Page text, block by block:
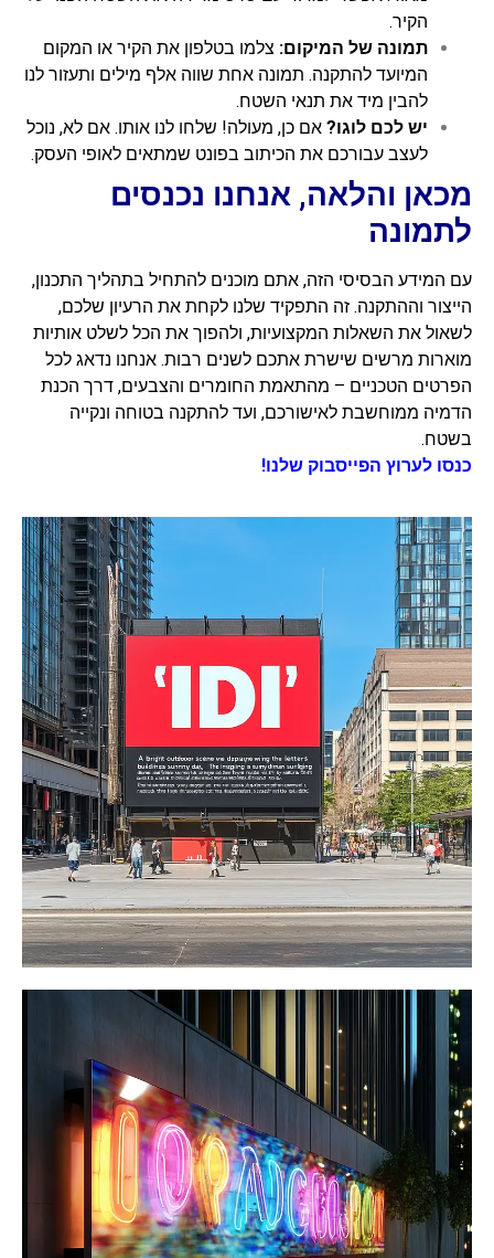
הקיר.
תמונה של המיקום: צלמו בטלפון את הקיר או המקום
המיועד להתקנה. תמונה אחת שווה אלף מילים ותעזור לנו
להבין מיד את תנאי השטח.
יש לכם לוגו? אם כן, מעולה! שלחו לנו אותו. אם לא, נוכל
לעצב עבורכם את הכיתוב בפונט שמתאים לאופי העסק.
מכאן והלאה, אנחנו נכנסים
לתמונה
עם המידע הבסיסי הזה, אתם מוכנים להתחיל בתהליך התכנון,
הייצור וההתקנה. זה התפקיד שלנו לקחת את הרעיון שלכם,
לשאול את השאלות המקצועיות, ולהפוך את הכל לשלט אותיות
מוארות מרשים שישרת אתכם לשנים רבות. אנחנו נדאג לכל
הפרטים הטכניים – מהתאמת החומרים והצבעים, דרך הכנת
הדמיה ממוחשבת לאישורכם, ועד להתקנה בטוחה ונקייה
בשטח.
כנסו לערוץ הפייסבוק שלנו!